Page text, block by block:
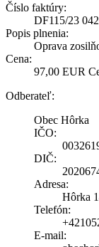
Číslo faktúry:
DF115/23
Popis plnenia:
Oprava
Cena:
97,00 EUR
Odberateľ:
Obec Hôrka
IČO:
DIČ:
Adresa:
Hôrka
Telefón:
E-mail: